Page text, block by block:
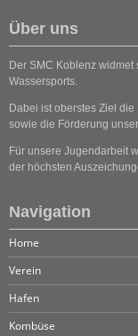
Über uns
Der SMC Koblenz
Wassersports.
Dabei ist oberstes Ziel
sowie die Förderung
Für unsere Jugendarbeit
der höchsten
Navigation
Home
Verein
Hafen
Kombüse